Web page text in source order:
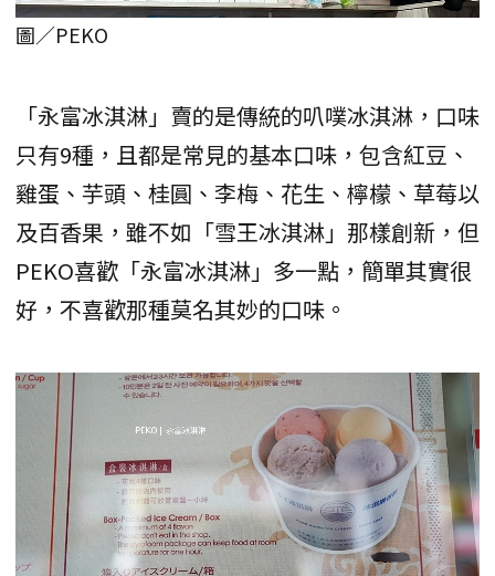
圖／PEKO
「永富冰淇淋」賣的是傳統的叭噗冰淇淋，口味
只有9種，且都是常見的基本口味，包含紅豆、
雞蛋、芋頭、桂圓、李梅、花生、檸檬、草莓以
及百香果，雖不如「雪王冰淇淋」那樣創新，但
PEKO喜歡「永富冰淇淋」多一點，簡單其實很
好，不喜歡那種莫名其妙的口味。